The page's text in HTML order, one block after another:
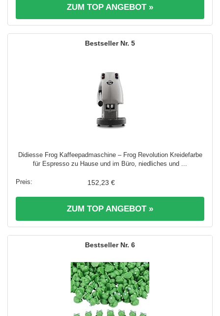
ZUM TOP ANGEBOT »
5
Didiesse Frog Kaffeepadmaschine – Frog Revolution Kreidefarbe
für Espresso zu Hause und im Büro, niedliches und ...
152,23 €
ZUM TOP ANGEBOT »
6